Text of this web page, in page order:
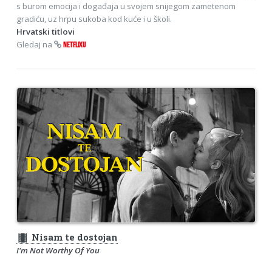
s burom emocija i događaja u svojem snijegom zametenom
gradiću, uz hrpu sukoba kod kuće i u školi.
Hrvatski titlovi
Gledaj na
NETFLIXU
theaters Nisam te dostojan
I'm Not Worthy Of You